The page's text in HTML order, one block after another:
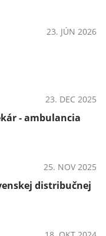
23. JÚN 2026
23. DEC 2025
- ambulancia
25. NOV 2025
distribučnej